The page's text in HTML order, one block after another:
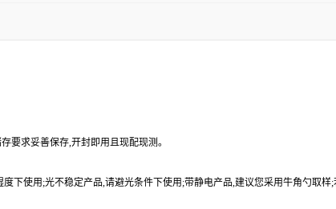
要求妥善保存,开封即用且现配现测。
下使用;光不稳定产品,请避光条件下使用;带静电产品,建议您采用牛角勺取